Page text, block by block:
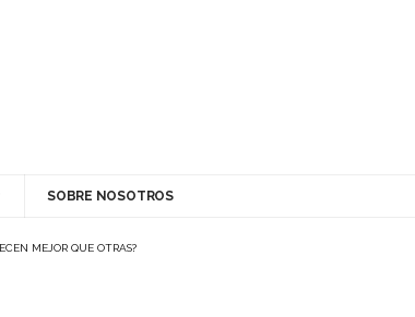
SOBRE NOSOTROS
MEJOR QUE OTRAS?